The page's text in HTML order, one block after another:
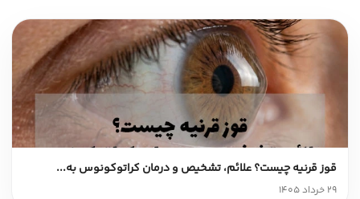
قوز قرنیه چیست؟ علائم، تشخیص و درمان کراتوکونوس به...
29 خرداد 1405